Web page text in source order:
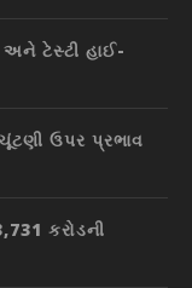
અને ટેસ્ટી હાઈ-
ઉપર પ્રભાવ
કરોડની